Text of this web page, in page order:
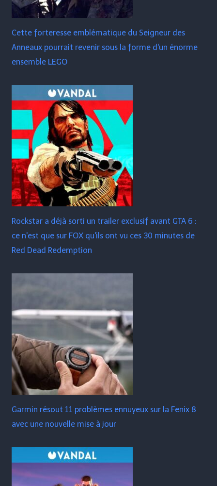
Cette forteresse emblématique du Seigneur des
Anneaux pourrait revenir sous la forme d'un énorme
ensemble LEGO
Rockstar a déjà sorti un trailer exclusif avant GTA 6 :
ce n'est que sur FOX qu'ils ont vu ces 30 minutes de
Red Dead Redemption
Garmin résout 11 problèmes ennuyeux sur la Fenix ​​​​8
avec une nouvelle mise à jour